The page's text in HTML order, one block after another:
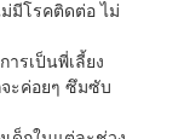
มีโรคติดต่อ ไม่
ารเป็นพี่เลี้ยง
จะค่อยๆ ซึมซับ